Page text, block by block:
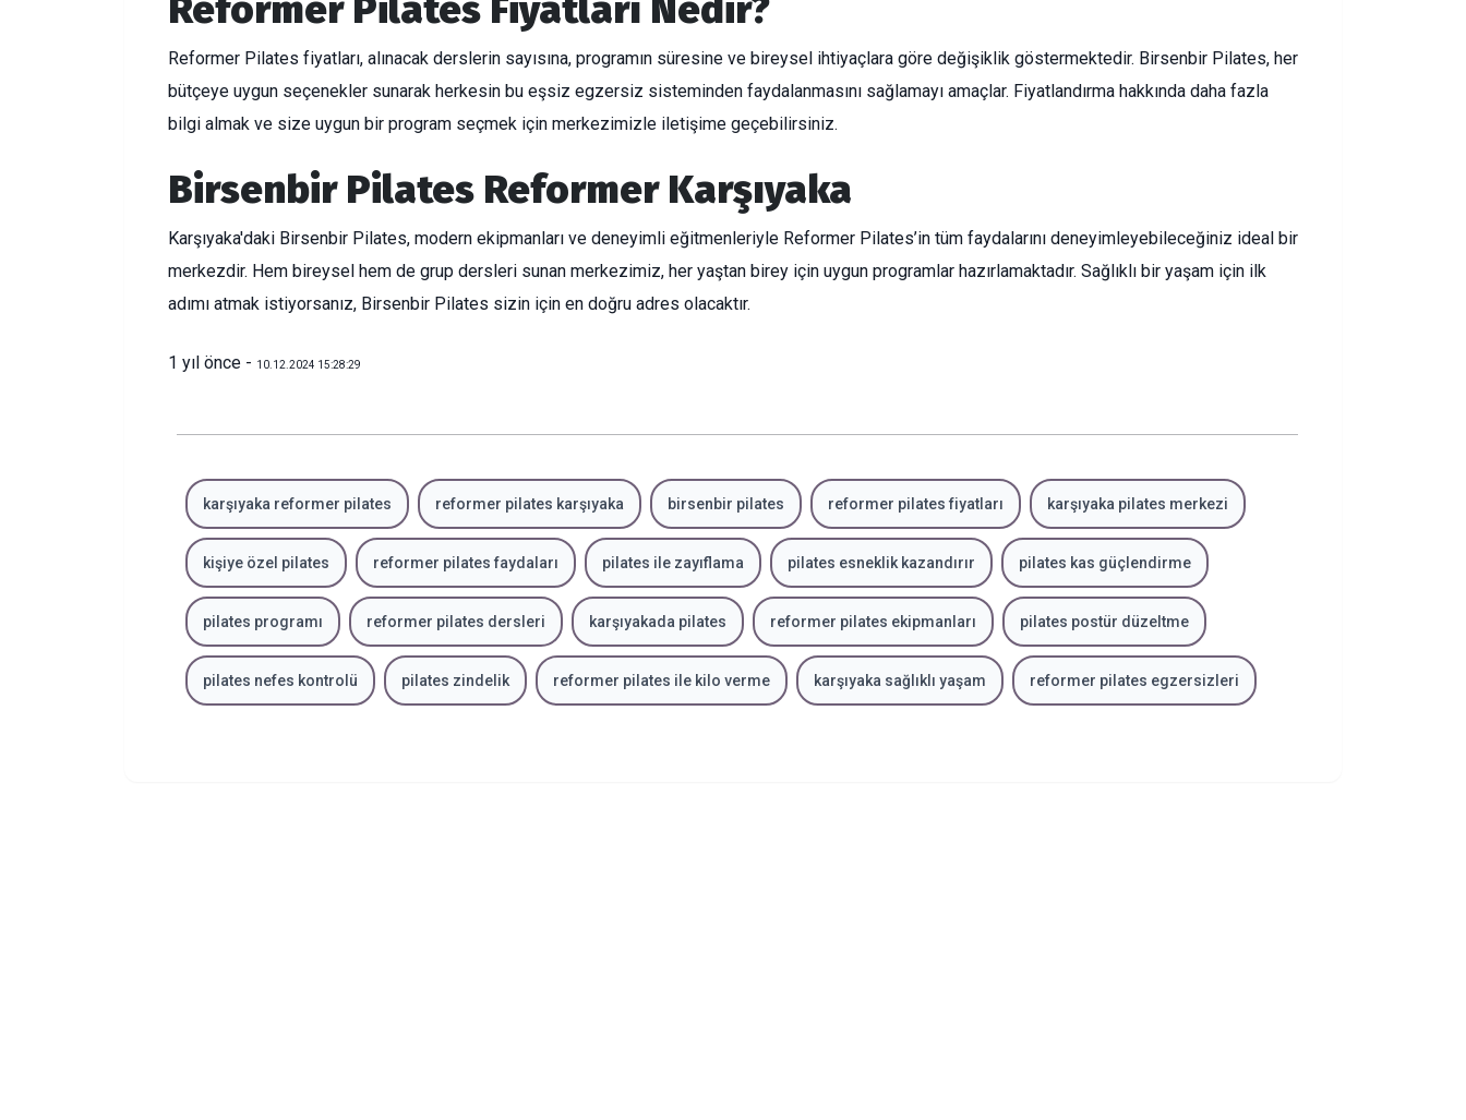
Reformer Pilates Fiyatları Nedir?
Reformer Pilates fiyatları, alınacak derslerin sayısına, programın süresine ve bireysel ihtiyaçlara göre değişiklik göstermektedir. Birsenbir Pilates, her
bütçeye uygun seçenekler sunarak herkesin bu eşsiz egzersiz sisteminden faydalanmasını sağlamayı amaçlar. Fiyatlandırma hakkında daha fazla
bilgi almak ve size uygun bir program seçmek için merkezimizle iletişime geçebilirsiniz.
Birsenbir Pilates Reformer Karşıyaka
Karşıyaka'daki Birsenbir Pilates, modern ekipmanları ve deneyimli eğitmenleriyle Reformer Pilates’in tüm faydalarını deneyimleyebileceğiniz ideal bir
merkezdir. Hem bireysel hem de grup dersleri sunan merkezimiz, her yaştan birey için uygun programlar hazırlamaktadır. Sağlıklı bir yaşam için ilk
adımı atmak istiyorsanız, Birsenbir Pilates sizin için en doğru adres olacaktır.
1 yıl önce - 10.12.2024 15:28:29
karşıyaka reformer pilates reformer pilates karşıyaka birsenbir pilates reformer pilates fiyatları karşıyaka pilates merkezi
kişiye özel pilates reformer pilates faydaları pilates ile zayıflama pilates esneklik kazandırır pilates kas güçlendirme
pilates programı reformer pilates dersleri karşıyakada pilates reformer pilates ekipmanları pilates postür düzeltme
pilates nefes kontrolü pilates zindelik reformer pilates ile kilo verme karşıyaka sağlıklı yaşam reformer pilates egzersizleri